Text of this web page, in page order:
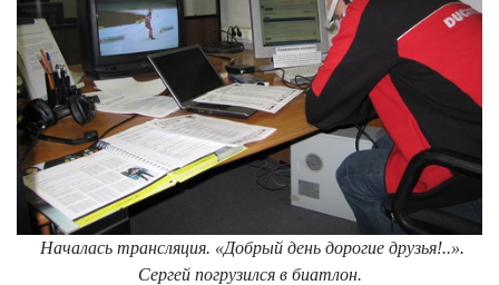
Началась трансляция. «Добрый день дорогие друзья!..».
Сергей погрузился в биатлон.